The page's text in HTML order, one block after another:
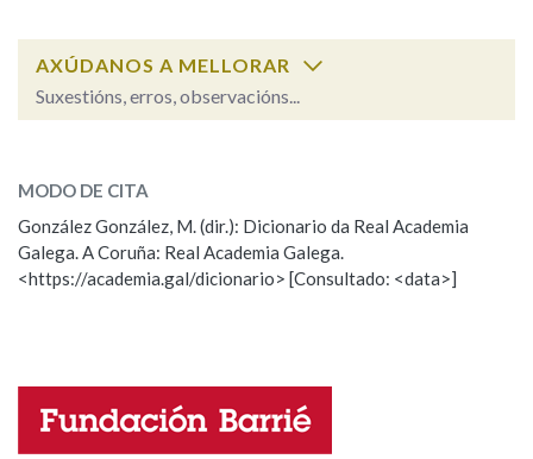
AXÚDANOS A MELLORAR
Suxestións, erros, observacións...
ESCOLLE UNHA OPCIÓN:
Observación Hai un erro na palabra
Propoño mellorar a definición
Nome
MODO DE CITA
González González, M. (dir.): Dicionario da Real Academia
Galega. A Coruña: Real Academia Galega.
<https://academia.gal/dicionario> [Consultado: <data>]